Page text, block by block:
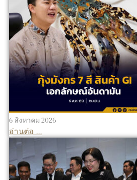
6 สิงหาคม 2026
อ่านต่อ ...